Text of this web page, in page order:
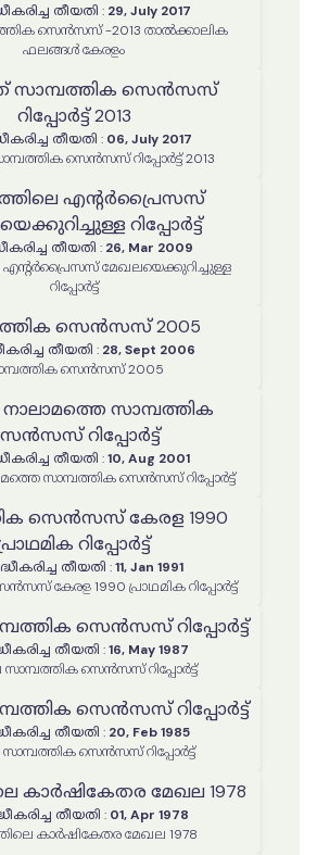
തീയതി : 29, July 2017
സെൻസസ് -2013 താൽക്കാലിക
ഫലങ്ങൾ കേരളം
സാമ്പത്തിക സെൻസസ്
റിപ്പോർട്ട് 2013
തീയതി : 06, July 2017
സെൻസസ് റിപ്പോർട്ട് 2013
എന്റർപ്രൈസസ്
റിപ്പോർട്ട്
തീയതി : 26, Mar 2009
എന്റർപ്രൈസസ് മേഖലയെക്കുറിച്ചുള്ള
റിപ്പോർട്ട്
സെൻസസ് 2005
തീയതി : 28, Sept 2006
സെൻസസ് 2005
നാലാമത്തെ സാമ്പത്തിക
റിപ്പോർട്ട്
തീയതി :10, Aug 2001
സാമ്പത്തിക സെൻസസ് റിപ്പോർട്ട്
സെൻസസ് കേരള 1990
റിപ്പോർട്ട്
തീയതി : 11, Jan 1991
കേരള 1990 പ്രാഥമിക റിപ്പോർട്ട്
സെൻസസ് റിപ്പോർട്ട്
തീയതി :16, May 1987
സാമ്പത്തിക സെൻസസ് റിപ്പോർട്ട്
സെൻസസ് റിപ്പോർട്ട്
തീയതി : 20, Feb 1985
സാമ്പത്തിക സെൻസസ് റിപ്പോർട്ട്
കാർഷികേതര മേഖല 1978
തീയതി : 01, Apr 1978
കാർഷികേതര മേഖല 1978